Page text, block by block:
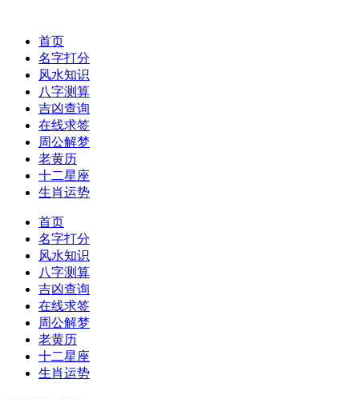
首页
名字打分
风水知识
八字测算
吉凶查询
在线求签
周公解梦
老黄历
十二星座
生肖运势
首页
名字打分
风水知识
八字测算
吉凶查询
在线求签
周公解梦
老黄历
十二星座
生肖运势